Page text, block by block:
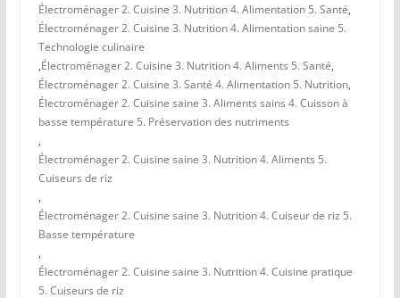
Électroménager 2. Cuisine 3. Nutrition 4. Alimentation 5. Santé,
Électroménager 2. Cuisine 3. Nutrition 4. Alimentation saine 5.
Technologie culinaire
,Électroménager 2. Cuisine 3. Nutrition 4. Aliments 5. Santé,
Électroménager 2. Cuisine 3. Santé 4. Alimentation 5. Nutrition,
Électroménager 2. Cuisine saine 3. Aliments sains 4. Cuisson à
basse température 5. Préservation des nutriments
,
Électroménager 2. Cuisine saine 3. Nutrition 4. Aliments 5.
Cuiseurs de riz
,
Électroménager 2. Cuisine saine 3. Nutrition 4. Cuiseur de riz 5.
Basse température
,
Électroménager 2. Cuisine saine 3. Nutrition 4. Cuisine pratique
5. Cuiseurs de riz